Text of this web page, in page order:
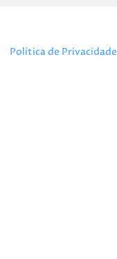
Política de Privacidade